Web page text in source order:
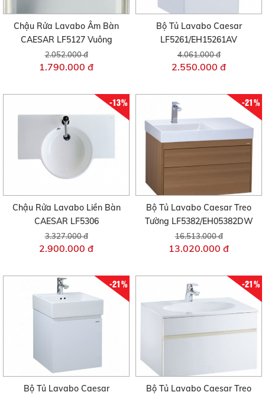
Chậu Rửa Lavabo Âm Bàn
CAESAR LF5127 Vuông
2.052.000 đ
1.790.000 đ
Bộ Tủ Lavabo Caesar
LF5261/EH15261AV
4.061.000 đ
2.550.000 đ
-13%
Chậu Rửa Lavabo Liền Bàn
CAESAR LF5306
3.327.000 đ
2.900.000 đ
-21%
Bộ Tủ Lavabo Caesar Treo
Tường LF5382/EH05382DW
16.513.000 đ
13.020.000 đ
-21%
Bộ Tủ Lavabo Caesar
-21%
Bộ Tủ Lavabo Caesar Treo